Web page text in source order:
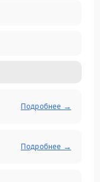
Подробнее →
Подробнее →